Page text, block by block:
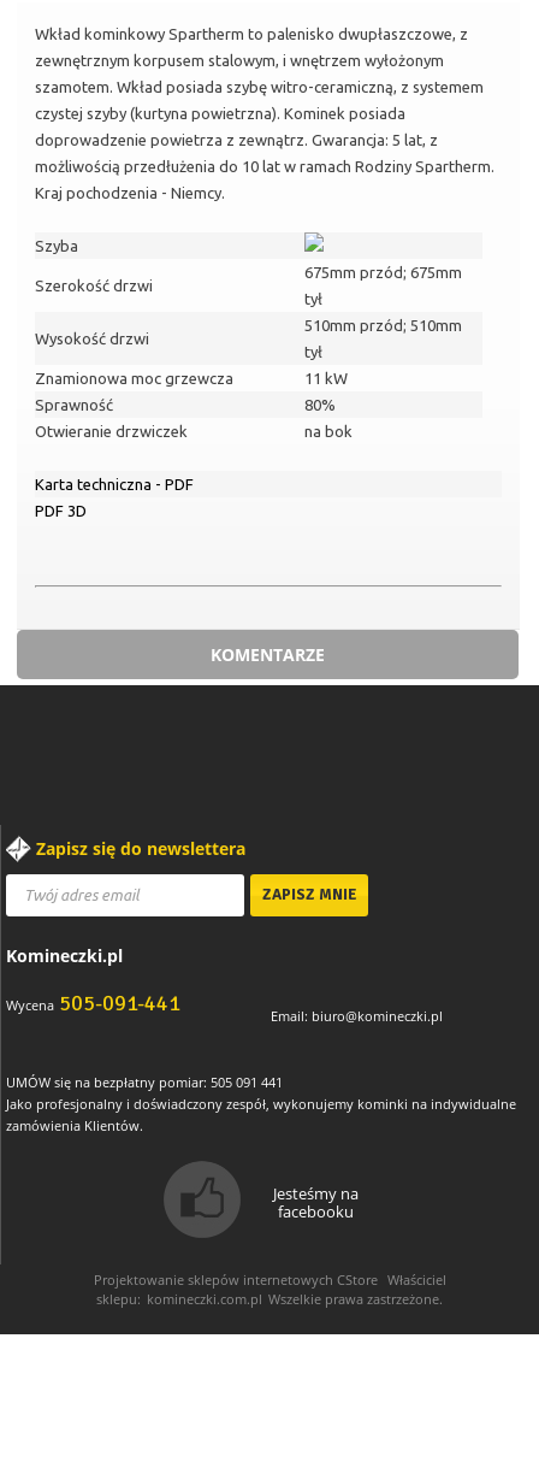
Wkład kominkowy Spartherm to palenisko dwupłaszczowe, z
zewnętrznym korpusem stalowym, i wnętrzem wyłożonym
szamotem. Wkład posiada szybę witro-ceramiczną, z systemem
czystej szyby (kurtyna powietrzna). Kominek posiada
doprowadzenie powietrza z zewnątrz. Gwarancja: 5 lat, z
możliwością przedłużenia do 10 lat w ramach Rodziny Spartherm.
Kraj pochodzenia - Niemcy.
Szyba
Szerokość drzwi
675mm przód; 675mm
tył
Wysokość drzwi
510mm przód; 510mm
tył
Znamionowa moc grzewcza
11 kW
Sprawność
80%
Otwieranie drzwiczek
na bok
Karta techniczna - PDF
PDF 3D
KOMENTARZE
Zapisz się do newslettera
Komineczki.pl
Wycena 505-091-441 Email: biuro@komineczki.pl
UMÓW się na bezpłatny pomiar: 505 091 441
Jako profesjonalny i doświadczony zespół, wykonujemy kominki na indywidualne
zamówienia Klientów.
Jesteśmy na
facebooku
Projektowanie sklepów internetowych CStore Właściciel
sklepu: komineczki.com.pl Wszelkie prawa zastrzeżone.